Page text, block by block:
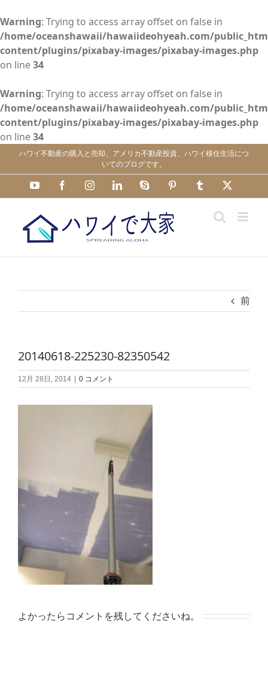
Warning: Trying to access array offset on false in
/home/oceanshawaii/hawaiideohyeah.com/
content/plugins/pixabay-images/pixabay-images.php
on line34
Warning: Trying to access array offset on false in
/home/oceanshawaii/hawaiideohyeah.com/
content/plugins/pixabay-images/pixabay-images.php
on line34
content
ハワイ不動産の購入と売却、アメリカ不動産投資、ハワイ移住生活につ
いてのブログです。
YouTube FacebookInstagramLinkedInSkype Pinterest Tumblr
前
20140618-225230-82350542
12月 28日, 2014 0 コメント
よかったらコメントを残してくださいね。